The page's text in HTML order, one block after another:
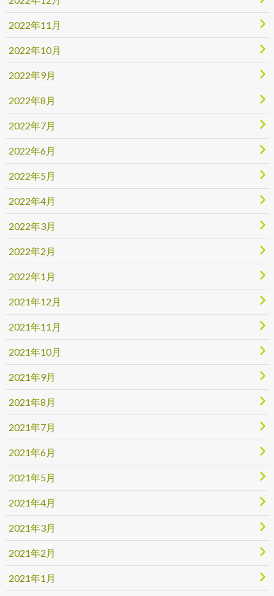
2022年11月
2022年10月
2022年9月
2022年8月
2022年7月
2022年6月
2022年5月
2022年4月
2022年3月
2022年2月
2022年1月
2021年12月
2021年11月
2021年10月
2021年9月
2021年8月
2021年7月
2021年6月
2021年5月
2021年4月
2021年3月
2021年2月
2021年1月